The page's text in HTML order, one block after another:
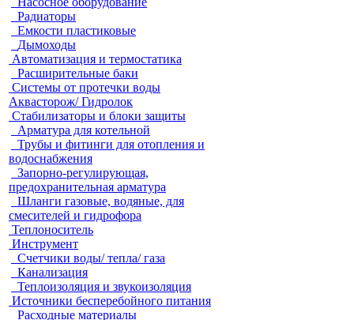
Радиаторы
Емкости пластиковые
Дымоходы
Автоматизация и термостатика
Расширительные баки
Системы от протечки воды
Аквасторож/ Гидролок
Стабилизаторы и блоки защиты
Арматура для котельной
Трубы и фитинги для отопления и
водоснабжения
Запорно-регулирующая,
предохранительная арматура
Шланги газовые, водяные, для
смесителей и гидрофора
Теплоноситель
Инструмент
Счетчики воды/ тепла/ газа
Канализация
Теплоизоляция и звукоизоляция
Источники бесперебойного питания
Расходные материалы